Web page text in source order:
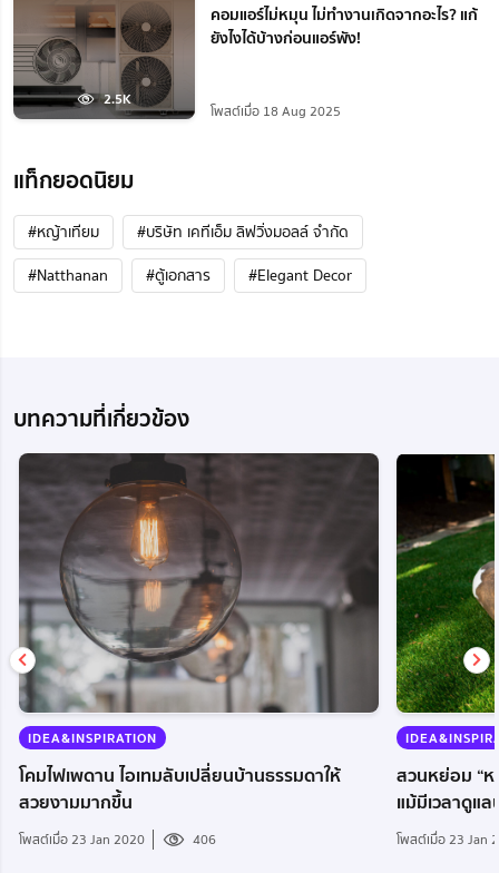
2.5K
คอมแอร์ไม่หมุน ไม่ทํางานเกิดจากอะไร? แก้
ยังไงได้บ้างก่อนแอร์พัง!
โพสต์เมื่อ 18 Aug 2025
แท็กยอดนิยม
#หญ้าเทียม
#บริษัท เคทีเอ็ม ลิฟวิ่งมอลล์ จำกัด
#Natthanan
#ตู้เอกสาร #Elegant Decor
บทความที่เกี่ยวข้อง
IDEA&INSPIRATION
โคมไฟเพดาน ไอเทมลับเปลี่ยนบ้านธรรมดาให้
สวยงามมากขึ้น
โพสต์เมื่อ 23 Jan 2020 406
สวนหย่อม “
แม้มีเวลาดูแ
โพสต์เมื่อ 23 Jan